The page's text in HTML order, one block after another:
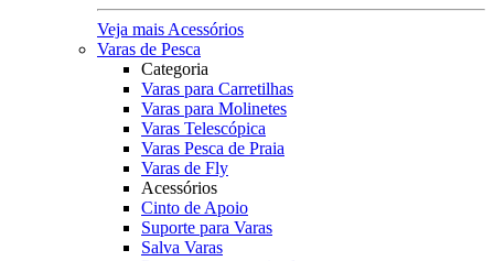
Veja mais Acessórios
Varas de Pesca
Categoria
Varas para Carretilhas
Varas para Molinetes
Varas Telescópica
Varas Pesca de Praia
Varas de Fly
Acessórios
Cinto de Apoio
Suporte para Varas
Salva Varas